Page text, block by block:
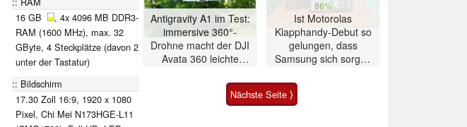
16 GB
, 4x 4096 MB DDR3-
RAM (1600 MHz), max. 32
GByte, 4 Steckplätze (davon 2
unter der Tastatur)
Bildschirm
17.30 Zoll 16:9, 1920 x 1080
Pixel, Chi Mei N173HGE-L11
Antigravity A1 im Test:
immersive 360°-
Drohne macht der DJI
Avata 360 leichte
86%
Ist Motorolas
Klapphandy-Debut so
gelungen, dass
Samsung sich sorgen
Smartphone im Test
Nächste Seite ⟩